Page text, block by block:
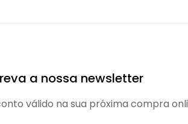
a nossa newsletter
válido na sua próxima compra